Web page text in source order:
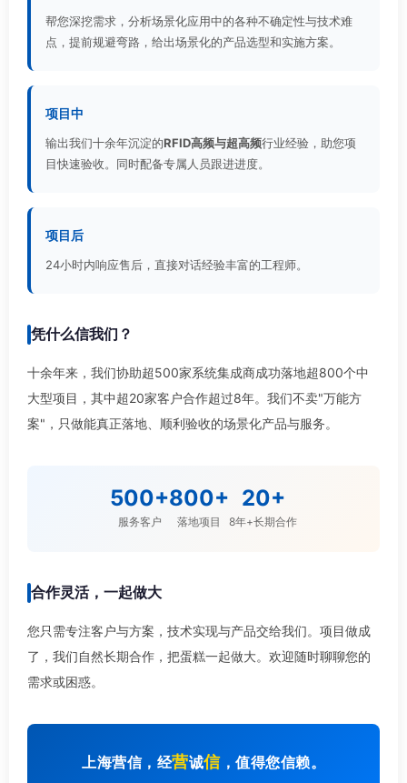
帮您深挖需求，分析场景化应用中的各种不确定性与技术难
点，提前规避弯路，给出场景化的产品选型和实施方案。
项目中
输出我们十余年沉淀的RFID高频与超高频行业经验，助您项
目快速验收。同时配备专属人员跟进进度。
项目后
24小时内响应售后，直接对话经验丰富的工程师。
凭什么信我们？
十余年来，我们协助超500家系统集成商成功落地超800个中
大型项目，其中超20家客户合作超过8年。我们不卖"万能方
案"，只做能真正落地、顺利验收的场景化产品与服务。
500+
服务客户
800+
落地项目
20+
8年+长期合作
合作灵活，一起做大
您只需专注客户与方案，技术实现与产品交给我们。项目做成
了，我们自然长期合作，把蛋糕一起做大。欢迎随时聊聊您的
需求或困惑。
上海营信，经营诚信，值得您信赖。